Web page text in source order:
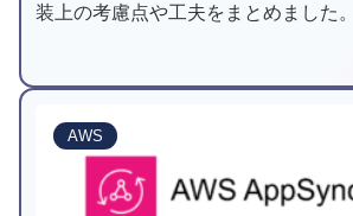
装上の考慮点や工夫をまとめました。
AWS